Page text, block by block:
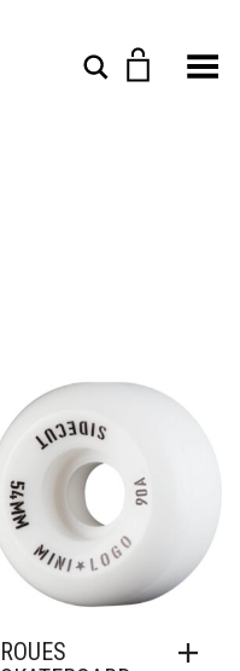
Rechercher
Toggle Menu
Ajouter à mes favoris
ROUES